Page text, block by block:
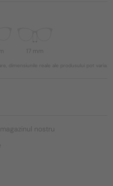
17 mm
dimensiunile reale ale produsului pot varia.
nostru